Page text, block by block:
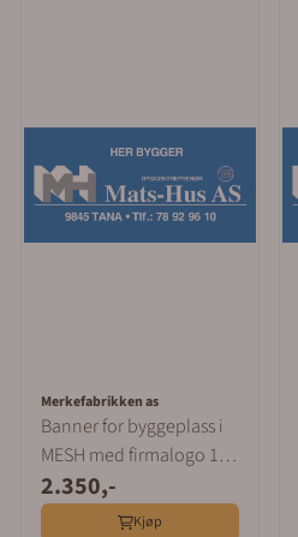
Merkefabrikken as
Banner for byggeplass i
MESH med firmalogo 1 x
3 m
2.350,-
Kjøp